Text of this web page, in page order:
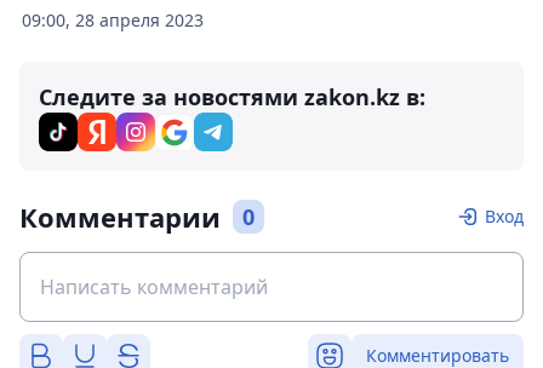
09:00, 28 апреля 2023
Следите за новостями zakon.kz в:
Комментарии 0 Вход
Комментировать